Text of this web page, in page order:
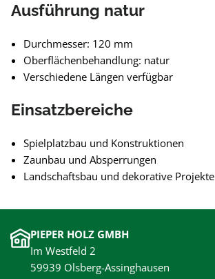
Ausführung natur
Durchmesser: 120 mm
Oberflächenbehandlung: natur
Verschiedene Längen verfügbar
Einsatzbereiche
Spielplatzbau und Konstruktionen
Zaunbau und Absperrungen
Landschaftsbau und dekorative Projekte
PIEPER HOLZ GMBH
Im Westfeld 2
59939 Olsberg-Assinghausen